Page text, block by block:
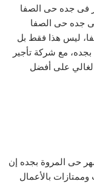
فى جده حى الصفا
جده حى الصفا
ليس هذا فقط بل
مع شركة تأجير
على أفضل
حى المروة بجده إن
بالأعمال